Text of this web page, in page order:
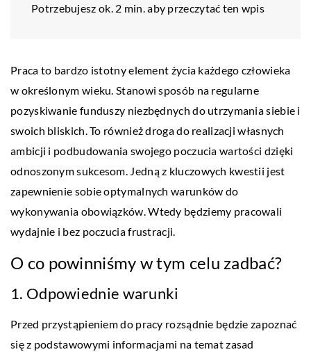
Potrzebujesz ok. 2 min. aby przeczytać ten wpis
Praca to bardzo istotny element życia każdego człowieka
w określonym wieku. Stanowi sposób na regularne
pozyskiwanie funduszy niezbędnych do utrzymania siebie i
swoich bliskich. To również droga do realizacji własnych
ambicji i podbudowania swojego poczucia wartości dzięki
odnoszonym sukcesom. Jedną z kluczowych kwestii jest
zapewnienie sobie optymalnych warunków do
wykonywania obowiązków. Wtedy będziemy pracowali
wydajnie i bez poczucia frustracji.
O co powinniśmy w tym celu zadbać?
1. Odpowiednie warunki
Przed przystąpieniem do pracy rozsądnie będzie zapoznać
się z podstawowymi informacjami na temat zasad